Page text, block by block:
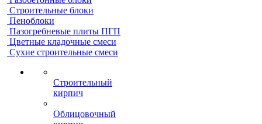
Строительные блоки
Пеноблоки
Пазогребневые плиты ПГП
Цветные кладочные смеси
Сухие строительные смеси
Строительный
кирпич
Облицовочный